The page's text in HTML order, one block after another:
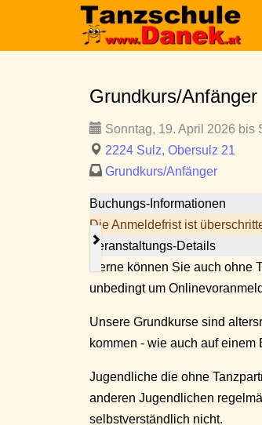
Grundkurs/Anfänger
Sonntag, 19. April 2026 bis
2224 Sulz, Obersulz 21
Grundkurs/Anfänger
Buchungs-Informationen
Die Anmeldefrist ist
Veranstaltungs-Details
Gerne können Sie auch ohne
unbedingt um
Unsere Grundkurse sind
kommen - wie auch auf einem
Jugendliche die ohne
anderen Jugendlichen
selbstverständlich nicht.